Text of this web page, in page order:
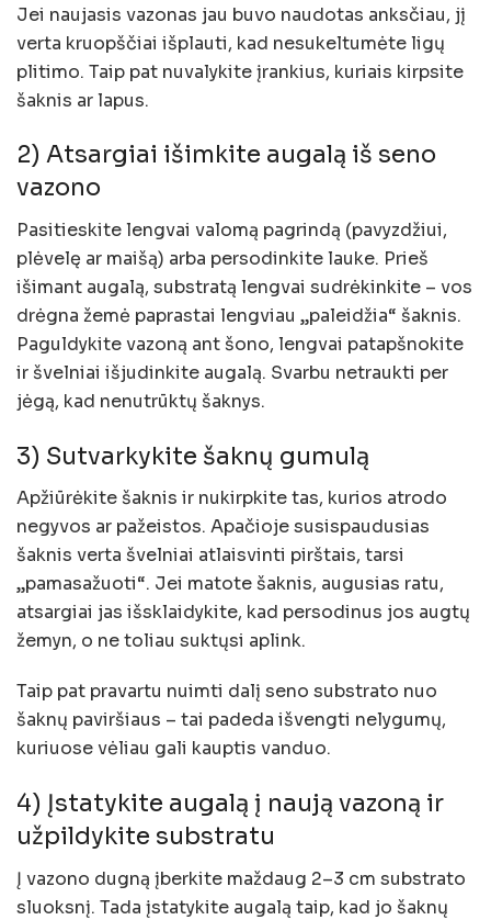
Jei naujasis vazonas jau buvo naudotas anksčiau, jį
verta kruopščiai išplauti, kad nesukeltumėte ligų
plitimo. Taip pat nuvalykite įrankius, kuriais kirpsite
šaknis ar lapus.
2) Atsargiai išimkite augalą iš seno
vazono
Pasitieskite lengvai valomą pagrindą (pavyzdžiui,
plėvelę ar maišą) arba persodinkite lauke. Prieš
išimant augalą, substratą lengvai sudrėkinkite – vos
drėgna žemė paprastai lengviau „paleidžia“ šaknis.
Paguldykite vazoną ant šono, lengvai patapšnokite
ir švelniai išjudinkite augalą. Svarbu netraukti per
jėgą, kad nenutrūktų šaknys.
3) Sutvarkykite šaknų gumulą
Apžiūrėkite šaknis ir nukirpkite tas, kurios atrodo
negyvos ar pažeistos. Apačioje susispaudusias
šaknis verta švelniai atlaisvinti pirštais, tarsi
„pamasažuoti“. Jei matote šaknis, augusias ratu,
atsargiai jas išsklaidykite, kad persodinus jos augtų
žemyn, o ne toliau suktųsi aplink.
Taip pat pravartu nuimti dalį seno substrato nuo
šaknų paviršiaus – tai padeda išvengti nelygumų,
kuriuose vėliau gali kauptis vanduo.
4) Įstatykite augalą į naują vazoną ir
užpildykite substratu
Į vazono dugną įberkite maždaug 2–3 cm substrato
sluoksnį. Tada įstatykite augalą taip, kad jo šaknų